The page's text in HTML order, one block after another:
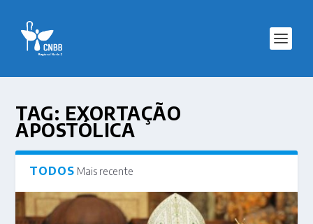
TAG: EXORTAÇÃO
APOSTÓLICA
TODOS Mais recente